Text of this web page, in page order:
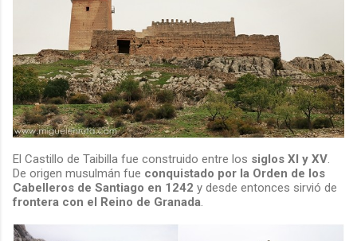
El Castillo de Taibilla fue construido entre los siglos XI y XV.
De origen musulmán fue conquistado por la Orden de los
Cabelleros de Santiago en 1242 y desde entonces sirvió de
frontera con el Reino de Granada.